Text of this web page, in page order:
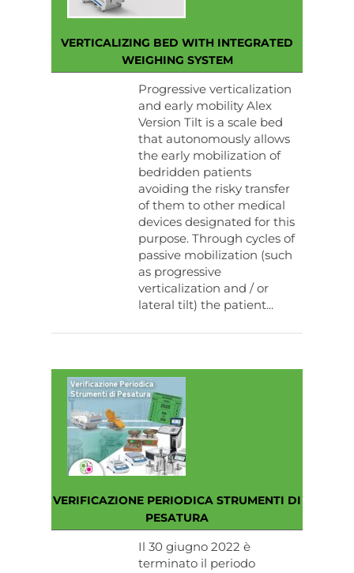
VERTICALIZING BED WITH INTEGRATED
WEIGHING SYSTEM
Progressive verticalization
and early mobility Alex
Version Tilt is a scale bed
that autonomously allows
the early mobilization of
bedridden patients
avoiding the risky transfer
of them to other medical
devices designated for this
purpose. Through cycles of
passive mobilization (such
as progressive
verticalization and / or
lateral tilt) the patient...
VERIFICAZIONE PERIODICA STRUMENTI DI
PESATURA
Il 30 giugno 2022 è
terminato il periodo